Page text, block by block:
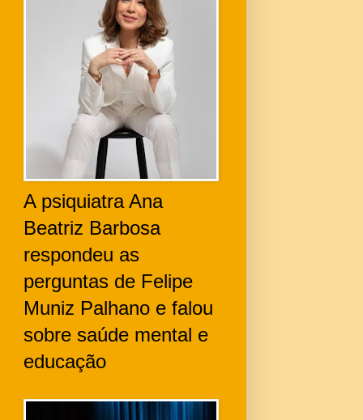
A psiquiatra Ana
Beatriz Barbosa
respondeu as
perguntas de Felipe
Muniz Palhano e falou
sobre saúde mental e
educação